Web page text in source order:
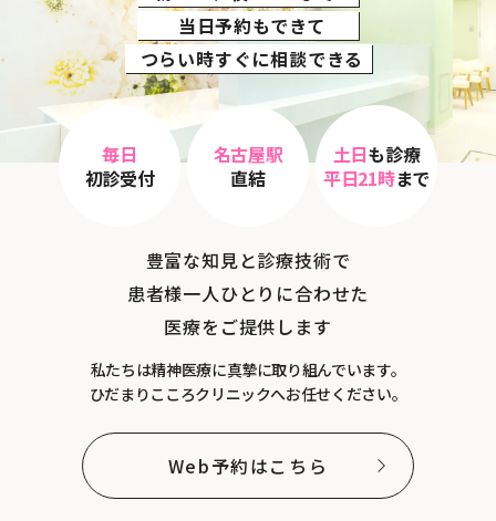
当日予約もできて
つらい時すぐに相談できる
毎日
初診受付
名古屋駅
直結
土日も診療
平日21時まで
豊富な知見と診療技術で
患者様一人ひとりに合わせた
医療をご提供します
私たちは精神医療に真摯に取り組んでいます。
ひだまりこころクリニックへお任せください。
Web予約はこちら